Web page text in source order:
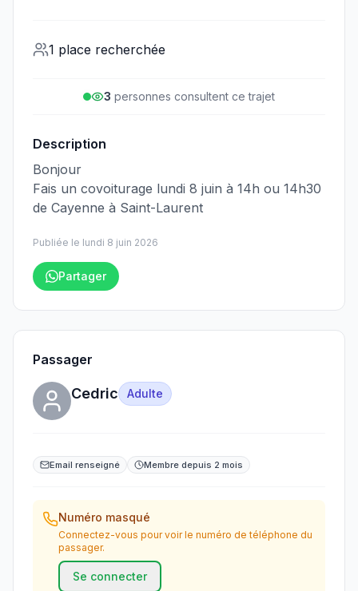
1 place recherchée
3 personnes consultent ce trajet
Description
Bonjour
Fais un covoiturage lundi 8 juin à 14h ou 14h30
de Cayenne à Saint-Laurent
Publiée le lundi 8 juin 2026
Partager
Passager
Cedric Adulte
Email renseigné Membre depuis 2 mois
Numéro masqué
Connectez-vous pour voir le numéro de téléphone du
passager.
Se connecter